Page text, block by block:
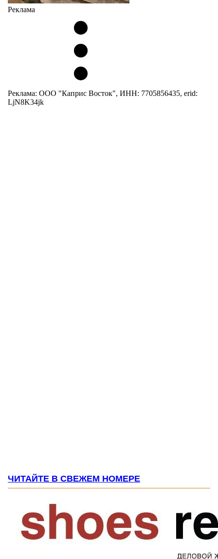
Реклама
Реклама: ООО "Каприс Восток", ИНН: 7705856435, erid:
LjN8K34jk
ЧИТАЙТЕ В СВЕЖЕМ НОМЕРЕ